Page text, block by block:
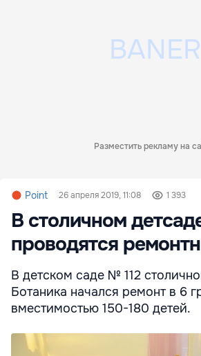
Разместить рекламу на
Point 26 апреля 2019, 11:08 1 393
В столичном
проводятся
В детском саде № 112
Ботаника начался ремонт в 6
вместимостью 150-180 детей.